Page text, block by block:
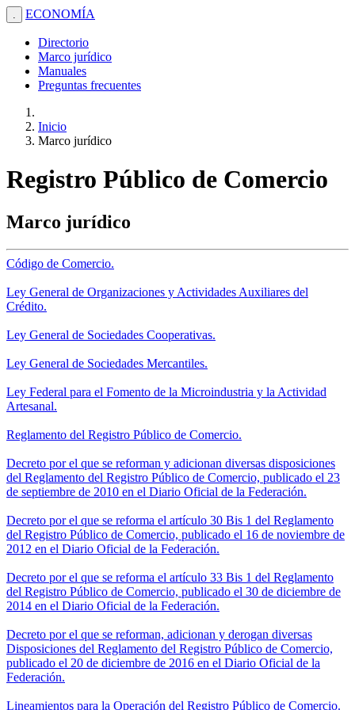
. ECONOMÍA
Directorio
Marco jurídico
Manuales
Preguntas frecuentes
Inicio
Marco jurídico
Registro Público de Comercio
Marco jurídico
Código de Comercio.
Ley General de Organizaciones y Actividades Auxiliares del
Crédito.
Ley General de Sociedades Cooperativas.
Ley General de Sociedades Mercantiles.
Ley Federal para el Fomento de la Microindustria y la Actividad
Artesanal.
Reglamento del Registro Público de Comercio.
Decreto por el que se reforman y adicionan diversas disposiciones
del Reglamento del Registro Público de Comercio, publicado el 23
de septiembre de 2010 en el Diario Oficial de la Federación.
Decreto por el que se reforma el artículo 30 Bis 1 del Reglamento
del Registro Público de Comercio, publicado el 16 de noviembre de
2012 en el Diario Oficial de la Federación.
Decreto por el que se reforma el artículo 33 Bis 1 del Reglamento
del Registro Público de Comercio, publicado el 30 de diciembre de
2014 en el Diario Oficial de la Federación.
Decreto por el que se reforman, adicionan y derogan diversas
Disposiciones del Reglamento del Registro Público de Comercio,
publicado el 20 de diciembre de 2016 en el Diario Oficial de la
Federación.
Lineamientos para la Operación del Registro Público de Comercio.